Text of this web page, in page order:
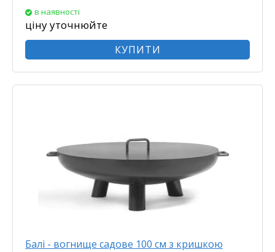
в наявності
ціну уточнюйте
КУПИТИ
Балі - вогнище садове 100 см з кришкою